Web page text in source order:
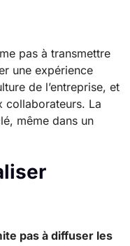
pas à transmettre
une expérience
de l’entreprise, et
collaborateurs. La
même dans un
pas à diffuser les